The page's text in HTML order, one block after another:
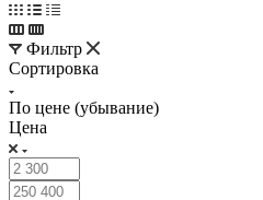
Фильтр
Сортировка
По цене (убывание)
Цена